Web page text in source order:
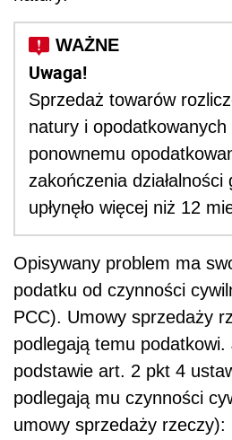
Uwaga!
Sprzedaż towarów
natury i opodatkowanych
ponownemu
zakończenia działalności
upłynęło więcej niż 12
Opisywany problem ma
podatku od czynności
PCC). Umowy sprzedaży
podlegają temu podatkowi.
podstawie art. 2 pkt 4
podlegają mu czynności
umowy sprzedaży rzeczy):